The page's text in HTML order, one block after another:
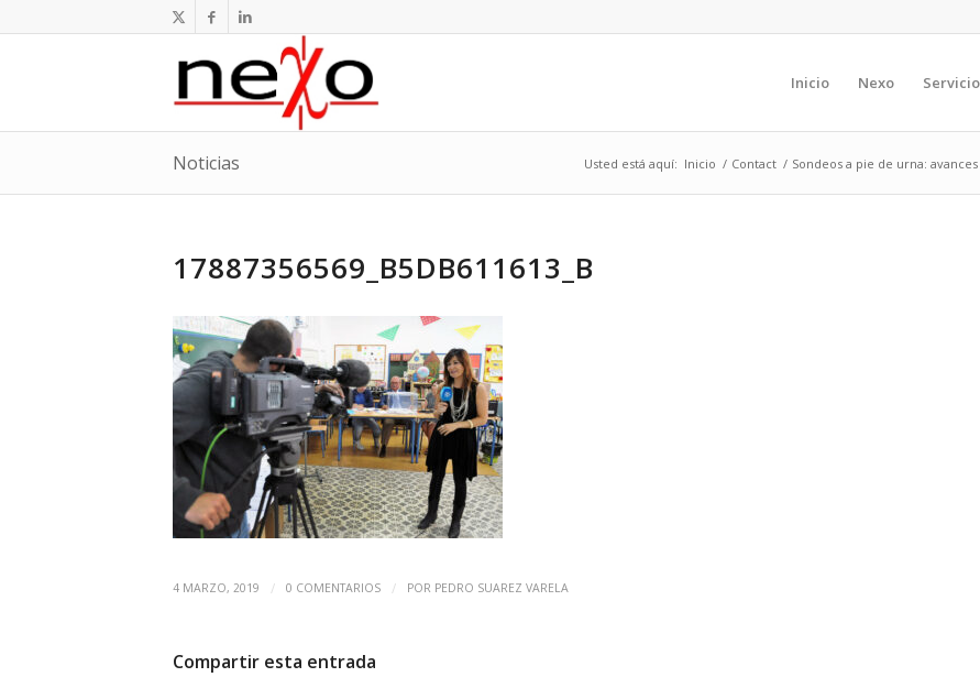
Inicio Nexo
Noticias Usted está aquí: Inicio / Contact / Sondeos a pie de urna:
17887356569_B5DB611613_B
4 MARZO, 2019 / 0 COMENTARIOS / POR PEDRO SUAREZ VARELA
Compartir esta entrada